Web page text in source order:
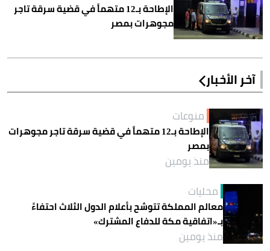
الإطاحة بـ12 متهماً في قضية سرقة تاجر
مجوهرات بمصر
آخر الأخبار
منوعات
الإطاحة بـ12 متهماً في قضية سرقة تاجر مجوهرات
بمصر
منذ يومين
محليات
معالم المملكة تتوشح بأعلام الدول الثلاث احتفاءً
بـ«اتفاقية مكة للدفاع المشترك»
منذ يومين